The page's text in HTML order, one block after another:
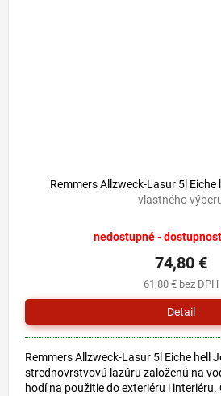
Remmers Allzweck-Lasur 5l Eiche
vlastného
nedostupné -
61,80 € bez DPH
74,80 €
Detail
Remmers Allzweck-Lasur 5l Eiche hell
strednovrstvovú lazúru založenú na
hodí na použitie do exteriéru i